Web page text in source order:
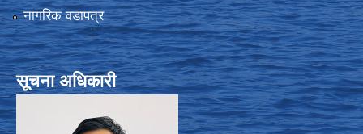
नागरिक वडापत्र
सूचना अधिकारी